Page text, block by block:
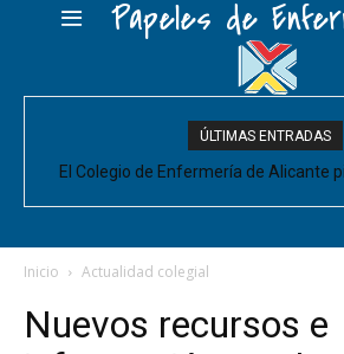
Papeles de
ÚLTIMAS ENTRADAS
El Colegio de Enfermería de Alicante
y CESM-CV
Inicio Actualidad colegial
Nuevos recursos e